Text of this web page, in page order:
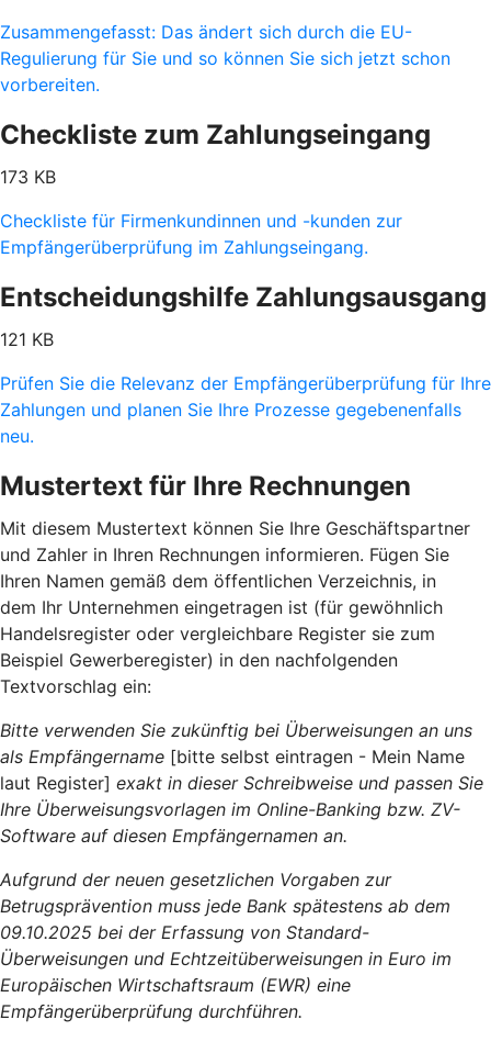
Zusammengefasst: Das ändert sich durch die EU-
Regulierung für Sie und so können Sie sich jetzt schon
vorbereiten.
Checkliste zum Zahlungseingang
173 KB
Checkliste für Firmenkundinnen und -kunden zur
Empfängerüberprüfung im Zahlungseingang.
Entscheidungshilfe Zahlungsausgang
121 KB
Prüfen Sie die Relevanz der Empfängerüberprüfung für Ihre
Zahlungen und planen Sie Ihre Prozesse gegebenenfalls
neu.
Mustertext für Ihre Rechnungen
Mit diesem Mustertext können Sie Ihre Geschäftspartner
und Zahler in Ihren Rechnungen informieren. Fügen Sie
Ihren Namen gemäß dem öffentlichen Verzeichnis, in
dem Ihr Unternehmen eingetragen ist (für gewöhnlich
Handelsregister oder vergleichbare Register sie zum
Beispiel Gewerberegister) in den nachfolgenden
Textvorschlag ein:
Bitte verwenden Sie zukünftig bei Überweisungen an uns
als Empfängername [bitte selbst eintragen - Mein Name
laut Register] exakt in dieser Schreibweise und passen Sie
Ihre Überweisungsvorlagen im Online-Banking bzw. ZV-
Software auf diesen Empfängernamen an.
Aufgrund der neuen gesetzlichen Vorgaben zur
Betrugsprävention muss jede Bank spätestens ab dem
09.10.2025 bei der Erfassung von Standard-
Überweisungen und Echtzeitüberweisungen in Euro im
Europäischen Wirtschaftsraum (EWR) eine
Empfängerüberprüfung durchführen.